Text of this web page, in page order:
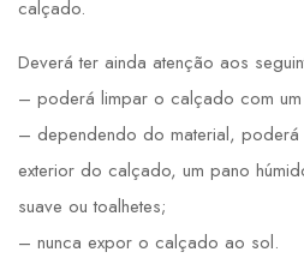
calçado.
Deverá ter ainda atenção aos
– poderá limpar o calçado com
– dependendo do material,
exterior do calçado, um pano
suave ou toalhetes;
– nunca expor o calçado ao sol.